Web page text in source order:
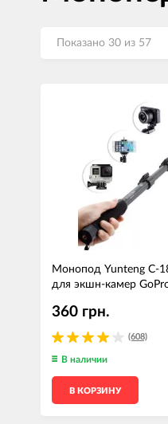
Показано 30 из 57
Монопод Yunteng С-
для экшн-камер
(608)
360 грн.
В наличии
В КОРЗИНУ